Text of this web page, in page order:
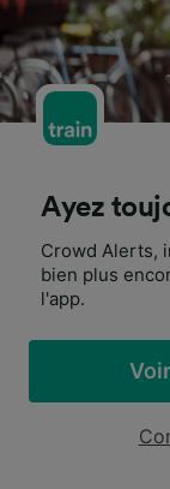
Ayez
Crowd Alerts,
bien plus
l'app.